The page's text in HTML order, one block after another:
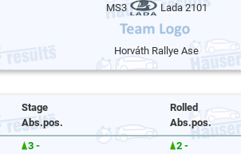
MS3 Lada 2101
Horváth Rallye Ase
Stage
Abs.pos.
Rolled
Abs.pos.
3 - 2 -